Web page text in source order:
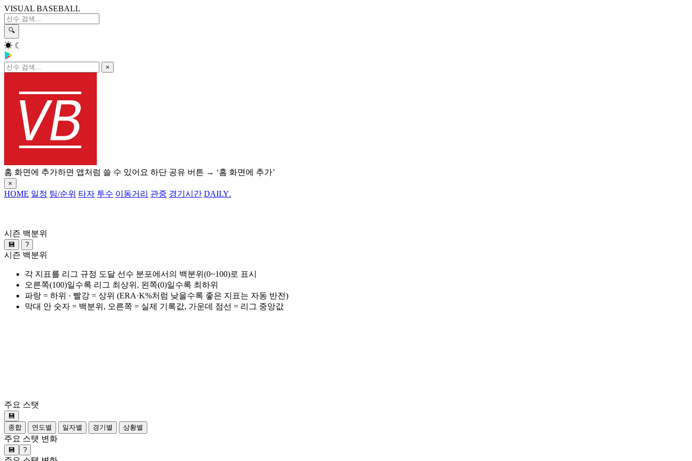
VISUAL BASEBALL
🔍
☀ ☾
×
홈 화면에 추가하면 앱처럼 쓸 수 있어요 하단 공유 버튼 → ‘홈 화면에 추가’
×
HOME 일정 팀/순위 타자 투수 이동거리 관중 경기시간 DAILY.
시즌 백분위
💾 ?
시즌 백분위
각 지표를 리그 규정 도달 선수 분포에서의 백분위(0~100)로 표시
오른쪽(100)일수록 리그 최상위, 왼쪽(0)일수록 최하위
파랑 = 하위 · 빨강 = 상위 (ERA·K%처럼 낮을수록 좋은 지표는 자동 반전)
막대 안 숫자 = 백분위, 오른쪽 = 실제 기록값, 가운데 점선 = 리그 중앙값
주요 스탯
💾
종합
연도별 일자별 경기별 상황별
주요 스탯 변화
💾 ?